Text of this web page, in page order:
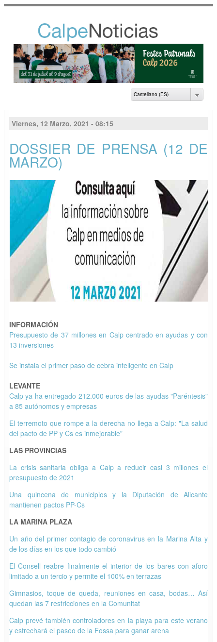
principal
NOTICIAS DEL
AYUNTAMIENTO DE
Castellano (ES)
Viernes, 12 Marzo, 2021 - 08:15
DOSSIER DE PRENSA (12 DE
MARZO)
INFORMACIÓN
Presupuesto de 37 millones en Calp centrado en ayudas y con
13 inversiones
Se instala el primer paso de cebra inteligente en Calp
LEVANTE
Calp ya ha entregado 212.000 euros de las ayudas "Paréntesis"
a 85 autónomos y empresas
El terremoto que rompe a la derecha no llega a Calp: "La salud
del pacto de PP y Cs es inmejorable"
LAS PROVINCIAS
La crisis sanitaria obliga a Calp a reducir casi 3 millones el
presupuesto de 2021
Una quincena de municipios y la Diputación de Alicante
mantienen pactos PP-Cs
LA MARINA PLAZA
Un año del primer contagio de coronavirus en la Marina Alta y
de los días en los que todo cambió
El Consell reabre finalmente el interior de los bares con aforo
limitado a un tercio y permite el 100% en terrazas
Gimnasios, toque de queda, reuniones en casa, bodas… Así
quedan las 7 restricciones en la Comunitat
Calp prevé también controladores en la playa para este verano
y estrechará el paseo de la Fossa para ganar arena